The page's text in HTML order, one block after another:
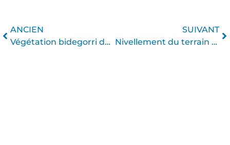
Précédent
ANCIEN
Végétation bidegorri de l’Orkonera. Ortuella
SUIVANT
Nivellement du terrain de football de Llanas